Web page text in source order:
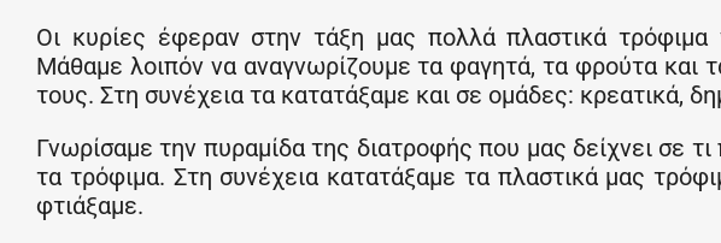
Οι κυρίες έφεραν στην τάξη μας πολλά πλαστικά
Μάθαμε λοιπόν να αναγνωρίζουμε τα φαγητά, τα φρούτα και
τους. Στη συνέχεια τα κατατάξαμε και σε ομάδες: κρεατικά,
Γνωρίσαμε την πυραμίδα της διατροφής που μας δείχνει σε
τα τρόφιμα. Στη συνέχεια κατατάξαμε τα πλαστικά μας
φτιάξαμε.